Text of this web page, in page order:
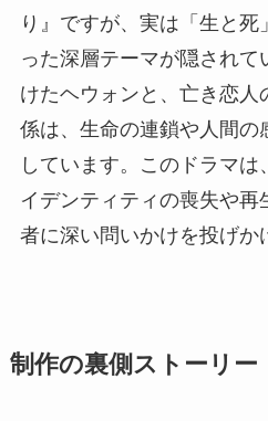
り』ですが、実は「生と
った深層テーマが隠されて
けたヘウォンと、亡き恋人
係は、生命の連鎖や人間の
しています。このドラマ
イデンティティの喪失や
者に深い問いかけを投げか
制作の裏側ストーリー